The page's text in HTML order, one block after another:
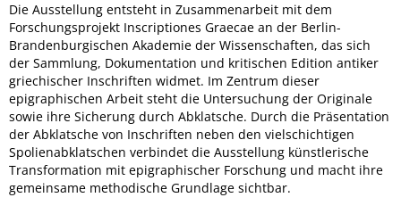
Die Ausstellung entsteht in Zusammenarbeit mit dem
Forschungsprojekt Inscriptiones Graecae an der Berlin-
Brandenburgischen Akademie der Wissenschaften, das sich
der Sammlung, Dokumentation und kritischen Edition antiker
griechischer Inschriften widmet. Im Zentrum dieser
epigraphischen Arbeit steht die Untersuchung der Originale
sowie ihre Sicherung durch Abklatsche. Durch die Präsentation
der Abklatsche von Inschriften neben den vielschichtigen
Spolienabklatschen verbindet die Ausstellung künstlerische
Transformation mit epigraphischer Forschung und macht ihre
gemeinsame methodische Grundlage sichtbar.